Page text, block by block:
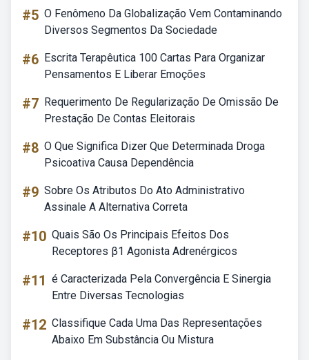
#5 O Fenômeno Da Globalização Vem Contaminando
Diversos Segmentos Da Sociedade
#6 Escrita Terapêutica 100 Cartas Para Organizar
Pensamentos E Liberar Emoções
#7 Requerimento De Regularização De Omissão De
Prestação De Contas Eleitorais
#8 O Que Significa Dizer Que Determinada Droga
Psicoativa Causa Dependência
#9 Sobre Os Atributos Do Ato Administrativo
Assinale A Alternativa Correta
#10 Quais São Os Principais Efeitos Dos
Receptores β1 Agonista Adrenérgicos
#11 é Caracterizada Pela Convergência E Sinergia
Entre Diversas Tecnologias
#12 Classifique Cada Uma Das Representações
Abaixo Em Substância Ou Mistura